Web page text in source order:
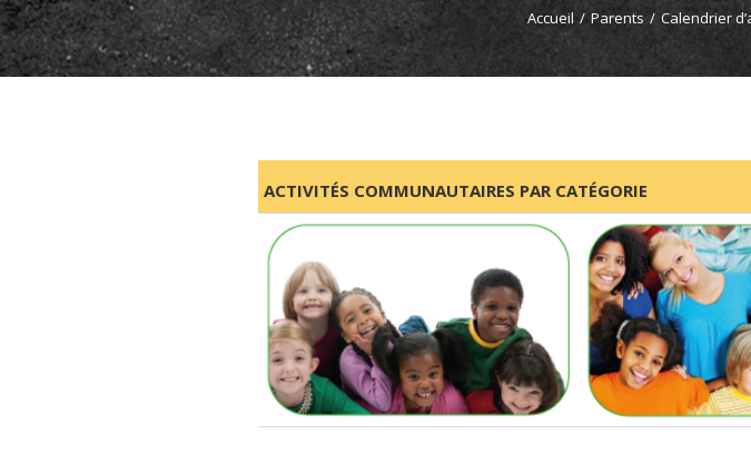
Accueil / Parents / Calendrier
ACTIVITÉS COMMUNAUTAIRES PAR CATÉGORIE